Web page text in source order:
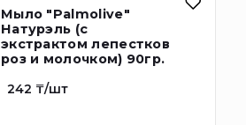
Мыло "Palmolive"
Натурэль (с
экстрактом лепестков
роз и молочком) 90гр.
242 ₸/шт